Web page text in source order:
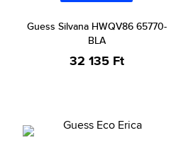
Guess Silvana HWQV86 65770-
BLA
32 135 Ft